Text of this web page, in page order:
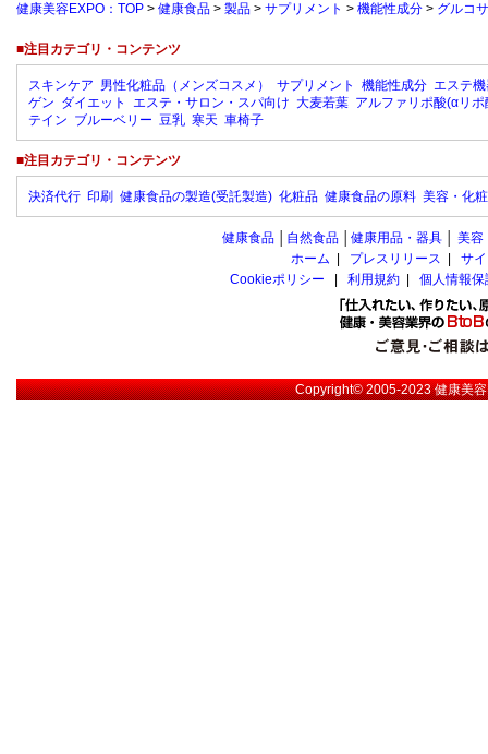
健康美容EXPO：TOP > 健康食品 > 製品 > サプリメント > 機能性成分 > グルコ
■注目カテゴリ・コンテンツ
スキンケア 男性化粧品（メンズコスメ） サプリメント 機能性成分 エステ
ゲン ダイエット エステ・サロン・スパ向け 大麦若葉 アルファリポ酸(αリポ
テイン ブルーベリー 豆乳 寒天 車椅子
■注目カテゴリ・コンテンツ
決済代行 印刷 健康食品の製造(受託製造) 化粧品 健康食品の原料 美容・化
健康食品 自然食品 健康用品・器具 美容
ホーム
プレスリリース
サ
Cookieポリシー
利用規約 個人情報
Copyright© 2005-2023健康美